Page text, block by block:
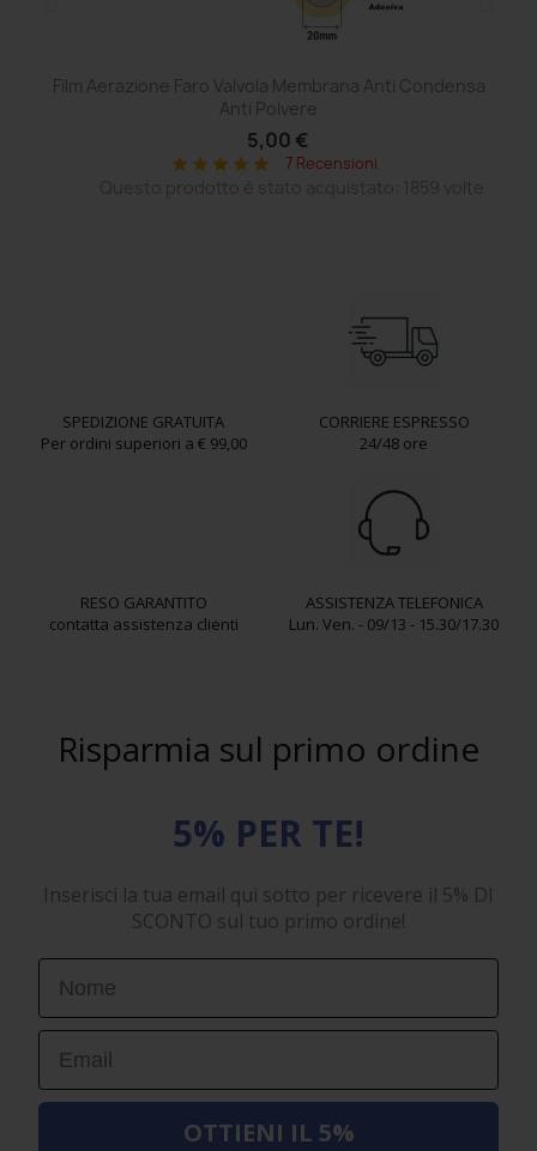
Film Aerazione Faro Valvola Membrana Anti Condensa
Anti Polvere
5,00 €
star star star star star 7 Recensioni
SPEDIZIONE GRATUITA
Per ordini superiori a € 99,00
CORRIERE ESPRESSO
24/48 ore
RESO GARANTITO
contatta assistenza clienti
ASSISTENZA TELEFONICA
Lun. Ven. - 09/13 - 15.30/17.30
Risparmia sul primo ordine
5% PER TE!
Inserisci la tua email qui sotto per ricevere il 5% DI
SCONTO sul tuo primo ordine!
First Name
Email
OTTIENI IL 5%